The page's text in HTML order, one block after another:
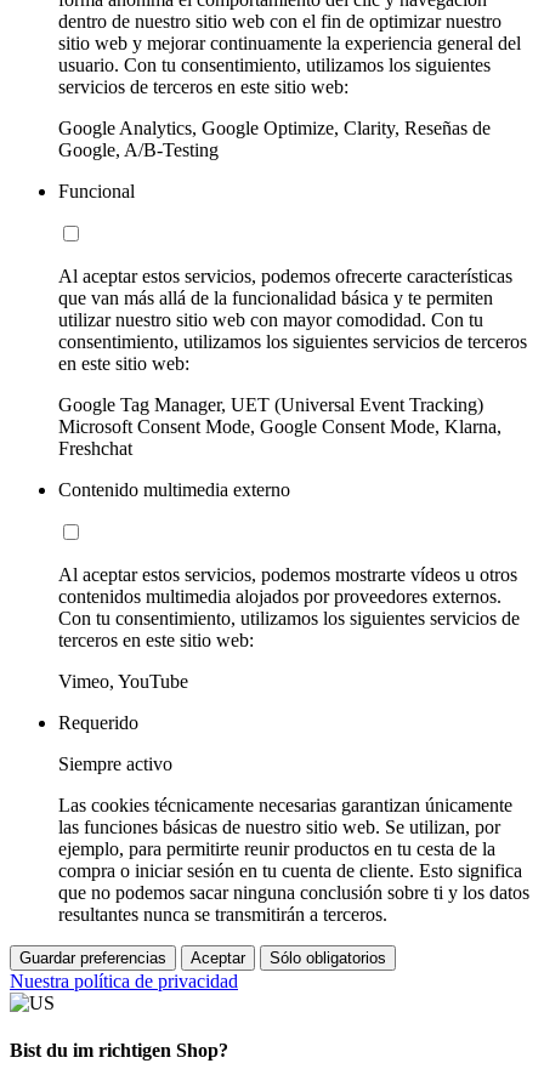
dentro de nuestro sitio web con el fin de optimizar nuestro
sitio web y mejorar continuamente la experiencia general del
usuario. Con tu consentimiento, utilizamos los siguientes
servicios de terceros en este sitio web:
Google Analytics, Google Optimize, Clarity, Reseñas de
Google, A/B-Testing
Funcional
Al aceptar estos servicios, podemos ofrecerte características
que van más allá de la funcionalidad básica y te permiten
utilizar nuestro sitio web con mayor comodidad. Con tu
consentimiento, utilizamos los siguientes servicios de terceros
en este sitio web:
Google Tag Manager, UET (Universal Event Tracking)
Microsoft Consent Mode, Google Consent Mode, Klarna,
Freshchat
Contenido multimedia externo
Al aceptar estos servicios, podemos mostrarte vídeos u otros
contenidos multimedia alojados por proveedores externos.
Con tu consentimiento, utilizamos los siguientes servicios de
terceros en este sitio web:
Vimeo, YouTube
Requerido
Siempre activo
Las cookies técnicamente necesarias garantizan únicamente
las funciones básicas de nuestro sitio web. Se utilizan, por
ejemplo, para permitirte reunir productos en tu cesta de la
compra o iniciar sesión en tu cuenta de cliente. Esto significa
que no podemos sacar ninguna conclusión sobre ti y los datos
resultantes nunca se transmitirán a terceros.
Guardar preferencias Aceptar Sólo obligatorios
Nuestra política de privacidad
Bist du im richtigen Shop?